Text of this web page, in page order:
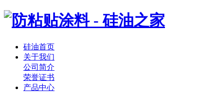
硅油首页
关于我们
公司简介
荣誉证书
产品中心